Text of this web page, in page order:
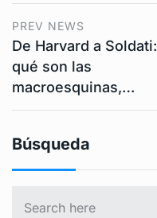
PREV NEWS
De Harvard a Soldati:
qué son las
macroesquinas,…
Búsqueda